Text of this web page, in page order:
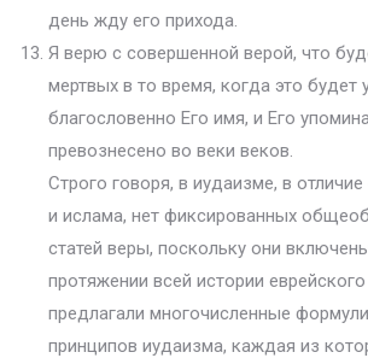
день жду его прихода.
Я верю с совершенной верой, что
мертвых в то время, когда это будет
благословенно Его имя, и Его
превознесено во веки веков.
Строго говоря, в иудаизме, в отличие
и ислама, нет фиксированных
статей веры, поскольку они
протяжении всей истории
предлагали многочисленные
принципов иудаизма, каждая из